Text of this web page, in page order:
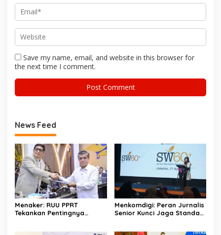
Save my name, email, and website in this browser for
the next time I comment.
News Feed
Menaker: RUU PPRT
Tekankan Pentingnya
Menkomdigi: Peran Jurnalis
Senior Kunci Jaga Standar